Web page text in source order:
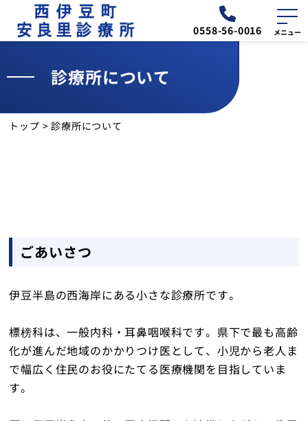
0558-56-0016
外来
外来のご案内
健診のご案内
設備のご案内
診療所について
トップ >診療所について
ごあいさつ
伊豆半島の西海岸にある小さな診療所です。
標榜科は、一般内科・耳鼻咽喉科です。県下で最も高齢
化が進んだ地域のかかりつけ医として、小児から老人ま
で幅広く住民のお役にたてる医療機関を目指していま
す。